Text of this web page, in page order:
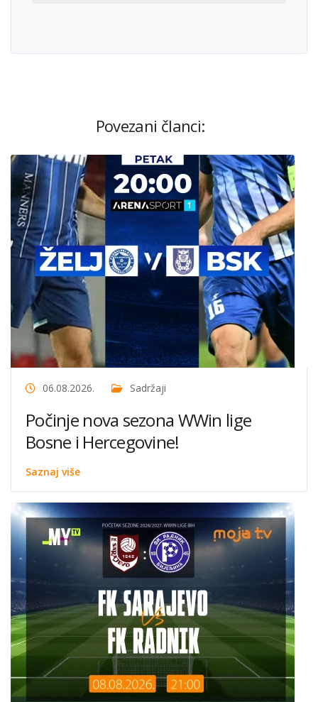
Povezani članci:
06.08.2026. Sadržaji
Počinje nova sezona WWin lige
Bosne i Hercegovine!
Saznaj više